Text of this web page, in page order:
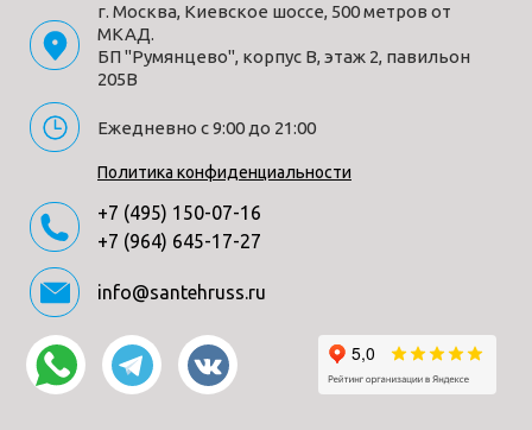
г. Москва, Киевское шоссе, 500 метров от
МКАД.
БП "Румянцево", корпус В, этаж 2, павильон
205В
Ежедневно с 9:00 до 21:00
Политика конфиденциальности
+7 (495) 150-07-16
+7 (964) 645-17-27
info@santehruss.ru